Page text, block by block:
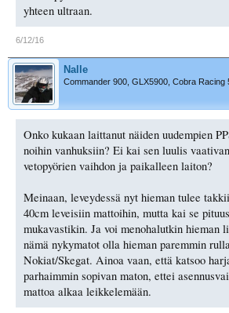
yhteen ultraan.
6/12/16
Nalle
Commander 900, GLX5900, Cobra Racing
Onko kukaan laittanut näiden uudempien
noihin vanhuksiin? Ei kai sen luulis
vetopyörien vaihdon ja paikalleen laiton?
Meinaan, leveydessä nyt hieman tulee
40cm leveisiin mattoihin, mutta kai se
mukavastikin. Ja voi menohalutkin hieman
nämä nykymatot olla hieman paremmin
Nokiat/Skegat. Ainoa vaan, että katsoo
parhaimmin sopivan maton, ettei
mattoa alkaa leikkelemään.